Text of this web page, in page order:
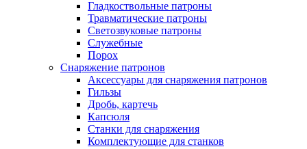
Гладкоствольные патроны
Травматические патроны
Светозвуковые патроны
Служебные
Порох
Снаряжение патронов
Аксессуары для снаряжения патронов
Гильзы
Дробь, картечь
Капсюля
Станки для снаряжения
Комплектующие для станков